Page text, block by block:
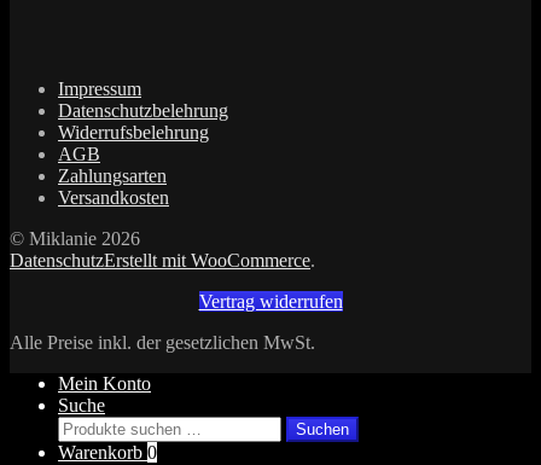
Impressum
Datenschutzbelehrung
Widerrufsbelehrung
AGB
Zahlungsarten
Versandkosten
© Miklanie 2026
DatenschutzErstellt mit WooCommerce.
Vertrag widerrufen
Alle Preise inkl. der gesetzlichen MwSt.
Mein Konto
Suche
Suchen
nach:
Suchen
Warenkorb 0